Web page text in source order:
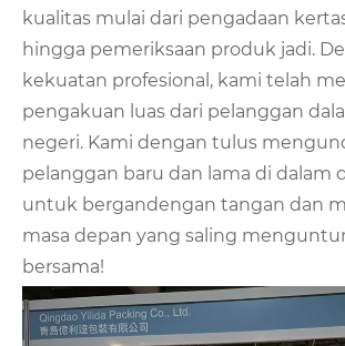
kualitas mulai dari pengadaan
hingga pemeriksaan produk jadi.
kekuatan profesional, kami telah
pengakuan luas dari pelanggan
negeri. Kami dengan tulus
pelanggan baru dan lama di dalam
untuk bergandengan tangan dan
masa depan yang saling
bersama!